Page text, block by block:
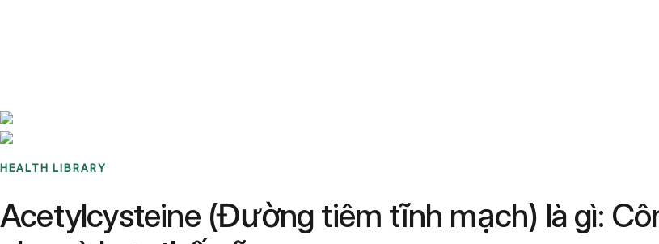
HEALTH LIBRARY
Acetylcysteine (Đường tiêm tĩnh mạch) là gì: